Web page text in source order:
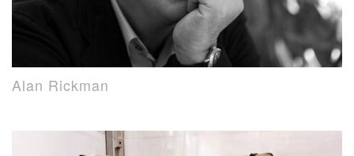
Alan Rickman